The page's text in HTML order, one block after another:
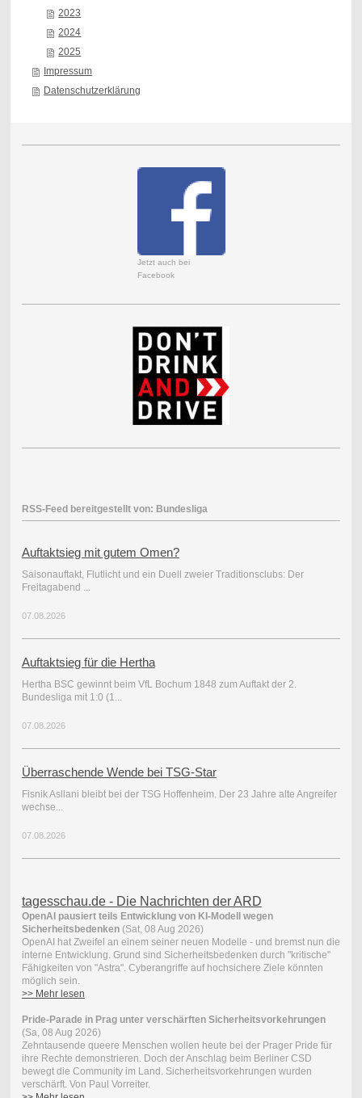
2023
2024
2025
Impressum
Datenschutzerklärung
Jetzt auch bei
Facebook
RSS-Feed bereitgestellt von: Bundesliga
Auftaktsieg mit gutem Omen?
Saisonauftakt, Flutlicht und ein Duell zweier Traditionsclubs: Der
Freitagabend ...
07.08.2026
Auftaktsieg für die Hertha
Hertha BSC gewinnt beim VfL Bochum 1848 zum Auftakt der 2.
Bundesliga mit 1:0 (1...
07.08.2026
Überraschende Wende bei TSG-Star
Fisnik Asllani bleibt bei der TSG Hoffenheim. Der 23 Jahre alte Angreifer
wechse...
07.08.2026
tagesschau.de - Die Nachrichten der ARD
OpenAI pausiert teils Entwicklung von KI-Modell wegen
Sicherheitsbedenken(Sat, 08 Aug 2026)
OpenAI hat Zweifel an einem seiner neuen Modelle - und bremst nun die
interne Entwicklung. Grund sind Sicherheitsbedenken durch "kritische"
Fähigkeiten von "Astra". Cyberangriffe auf hochsichere Ziele könnten
möglich sein.
>> Mehr lesen
Pride-Parade in Prag unter verschärften Sicherheitsvorkehrungen
(Sa, 08 Aug 2026)
Zehntausende queere Menschen wollen heute bei der Prager Pride für
ihre Rechte demonstrieren. Doch der Anschlag beim Berliner CSD
bewegt die Community im Land. Sicherheitsvorkehrungen wurden
verschärft. Von Paul Vorreiter.